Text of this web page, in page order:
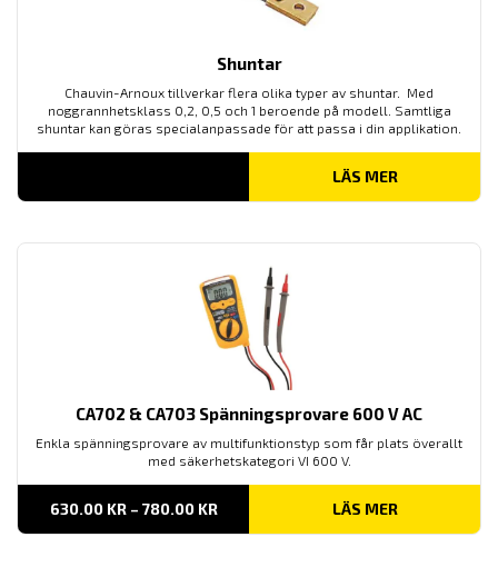
Shuntar
Chauvin-Arnoux tillverkar flera olika typer av shuntar. Med
noggrannhetsklass 0,2, 0,5 och 1 beroende på modell. Samtliga
shuntar kan göras specialanpassade för att passa i din applikation.
LÄS MER
CA702 & CA703 Spänningsprovare 600 V AC
Enkla spänningsprovare av multifunktionstyp som får plats överallt
med säkerhetskategori VI 600 V.
630.00 KR – 780.00 KRPRISINTERVALL:
TILL
LÄS MER